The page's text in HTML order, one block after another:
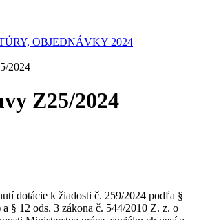
OBJEDNÁVKY 2024
2024
Z25/2024
dotácie k žiadosti č. 259/2024 podľa §
a § 12 ods. 3 zákona č. 544/2010 Z. z. o